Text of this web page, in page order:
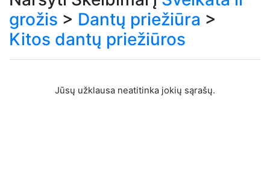
grožis > Dantų priežiūra >
Kitos dantų priežiūros
Jūsų užklausa neatitinka jokių sąrašų.